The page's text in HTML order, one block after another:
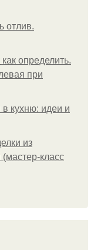
отлив.
определить.
при
кухню: идеи и
из
класс